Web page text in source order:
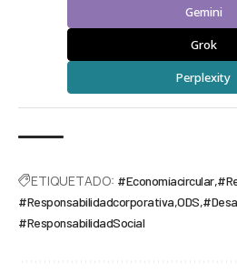
Gemini
Grok
Perplexity
ETIQUETADO: #Economíacircular
#Responsabilidadcorporativa ODS
#ResponsabilidadSocial